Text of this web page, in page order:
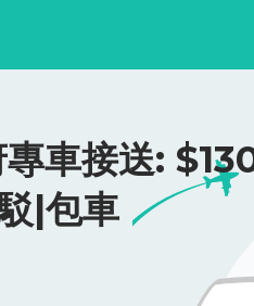
車接送:
|包車